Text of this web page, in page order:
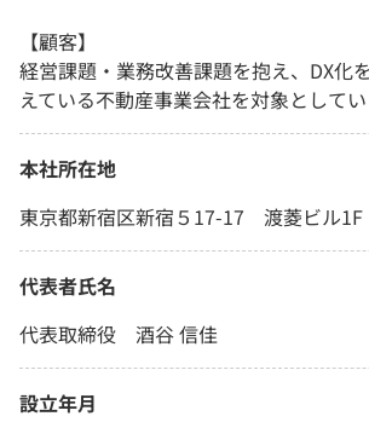
【顧客】
経営課題・業務改善課題を抱え、DX化
えている不動産事業会社を対象としてい
本社所在地
東京都新宿区新宿５17-17 渡菱ビル1F
代表者氏名
代表取締役 酒谷 信佳
設立年月